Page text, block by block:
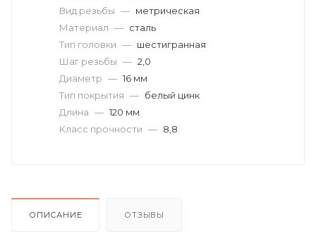
Вид резьбы — метрическая
Материал — сталь
Тип головки — шестигранная
Шаг резьбы — 2,0
Диаметр — 16 мм
Тип покрытия — белый цинк
Длина — 120 мм
Класс прочности — 8,8
ОПИСАНИЕ ОТЗЫВЫ